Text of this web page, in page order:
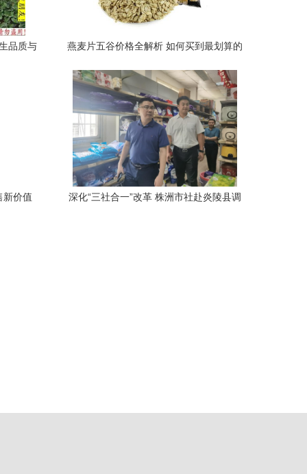
品质与
燕麦片五谷价格全解析 如何买到最划算的
新价值
深化“三社合一”改革 株洲市社赴炎陵县调